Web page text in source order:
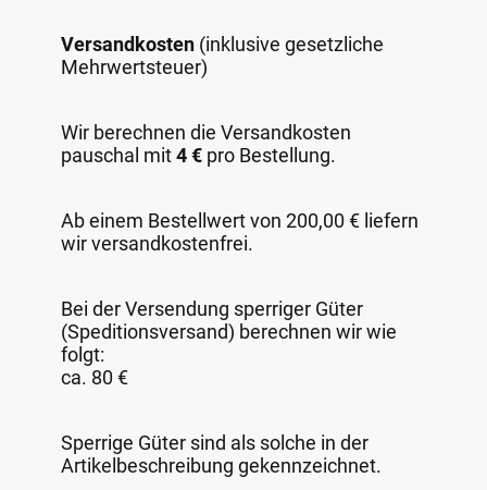
Versandkosten (inklusive gesetzliche
Mehrwertsteuer)
Wir berechnen die Versandkosten
pauschal mit4 € pro Bestellung.
Ab einem Bestellwert von 200,00 € liefern
wir versandkostenfrei.
Bei der Versendung sperriger Güter
(Speditionsversand) berechnen wir wie
folgt:
ca. 80 €
Sperrige Güter sind als solche in der
Artikelbeschreibung gekennzeichnet.